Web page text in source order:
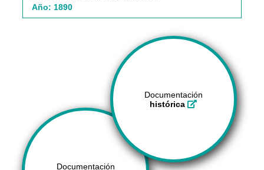
Año: 1890
Documentación
histórica
Documentación